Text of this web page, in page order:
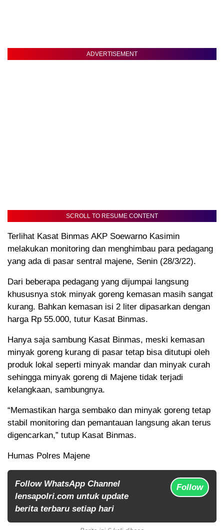
ADVERTISEMENT
SCROLL TO RESUME CONTENT
Terlihat Kasat Binmas AKP Soewarno Kasimin
melakukan monitoring dan menghimbau para pedagang
yang ada di pasar sentral majene, Senin (28/3/22).
Dari beberapa pedagang yang dijumpai langsung
khususnya stok minyak goreng kemasan masih sangat
kurang. Bahkan kemasan isi 2 liter dipasarkan dengan
harga Rp 55.000, tutur Kasat Binmas.
Hanya saja sambung Kasat Binmas, meski kemasan
minyak goreng kurang di pasar tetap bisa ditutupi oleh
produk lokal seperti minyak mandar dan minyak curah
sehingga minyak goreng di Majene tidak terjadi
kelangkaan, sambungnya.
“Memastikan harga sembako dan minyak goreng tetap
stabil monitoring dan pemantauan langsung akan terus
digencarkan,” tutup Kasat Binmas.
Humas Polres Majene
Follow WhatsApp Channel
lensapolri.com untuk update
berita terbaru setiap hari
Follow